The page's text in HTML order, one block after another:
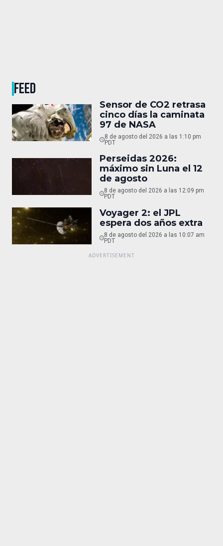
FEED
Sensor de CO2 retrasa
cinco días la caminata
97 de NASA
8 de agosto del 2026 a las 1:10 pm
PDT
Perseidas 2026:
máximo sin Luna el 12
de agosto
8 de agosto del 2026 a las 12:09 pm
PDT
Voyager 2: el JPL
espera dos años extra
8 de agosto del 2026 a las 10:07 am
PDT